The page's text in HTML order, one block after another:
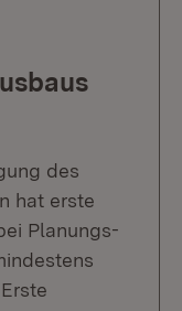
des
hat erste
Planungs-